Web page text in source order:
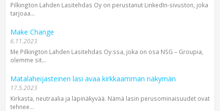
Pilkington Lahden Lasitehdas Oy on perustanut LinkedIn-sivuston, joka
tarjoaa...
Make Change
6.11.2023
Me Pilkington Lahden Lasitehdas Oy:ssa, joka on osa NSG – Groupia,
olemme sit...
Matalaheijasteinen lasi avaa kirkkaamman näkymän
17.5.2023
Kirkasta, neutraalia ja läpinäkyvää. Nämä lasin perusominaisuudet ovat
tehnee...